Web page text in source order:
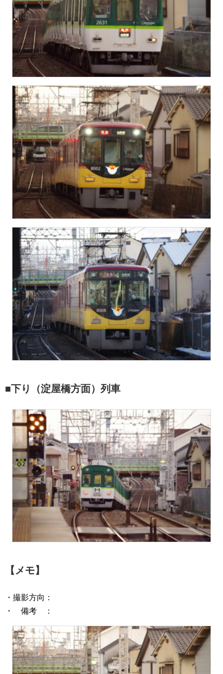
■下り（淀屋橋方面）列車
【メモ】
・撮影方向：
・ 備考 ：